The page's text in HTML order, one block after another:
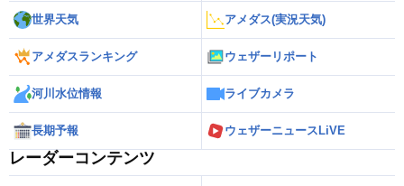
世界天気 アメダス(実況天気)
アメダスランキング ウェザーリポート
河川水位情報 ライブカメラ
長期予報 ウェザーニュースLiVE
レーダーコンテンツ